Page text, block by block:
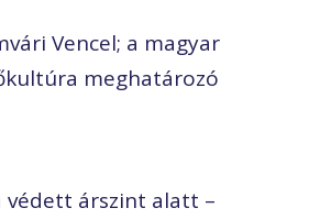
Vencel; a magyar
meghatározó
védett árszint alatt –